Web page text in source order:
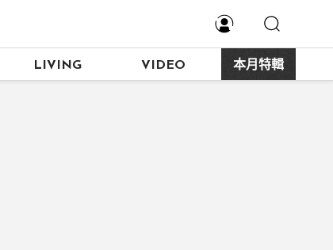
LIVING VIDEO 本月特輯